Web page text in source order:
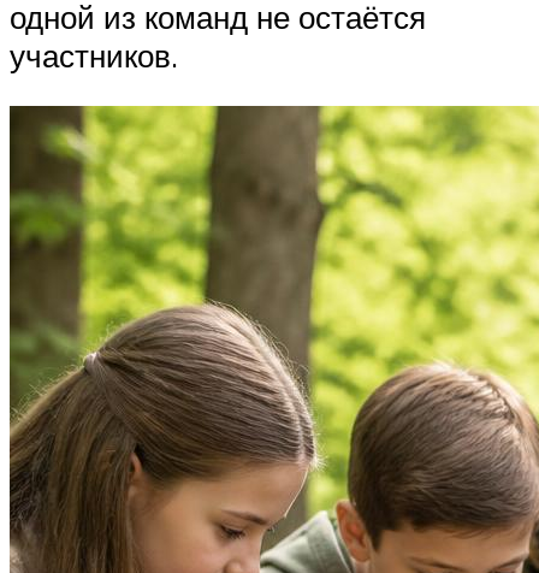
одной из команд не остаётся
участников.